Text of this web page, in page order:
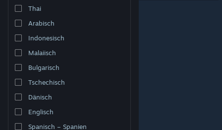
Desktopversion anzeigen
Thai
Arabisch
Indonesisch
Malaiisch
Bulgarisch
Tschechisch
Dänisch
Englisch
Spanisch – Spanien